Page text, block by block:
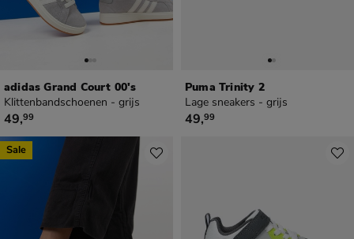
adidas Grand Court 00's
Klittenbandschoenen - grijs
€ 49,99
49,99
Puma Trinity 2
Lage sneakers - grijs
€ 49,99
49,99
Sale